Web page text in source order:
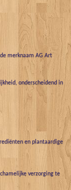
merknaam AG Art
onderscheidend in
en plantaardige
verzorging te